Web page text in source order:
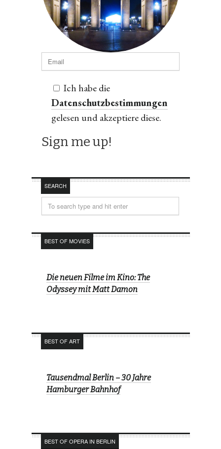
Ich habe die
Datenschutzbestimmungen
gelesen und akzeptiere diese.
SEARCH
BEST OF MOVIES
Die neuen Filme im Kino: The
Odyssey mit Matt Damon
BEST OF ART
Tausendmal Berlin – 30 Jahre
Hamburger Bahnhof
BEST OF OPERA IN BERLIN